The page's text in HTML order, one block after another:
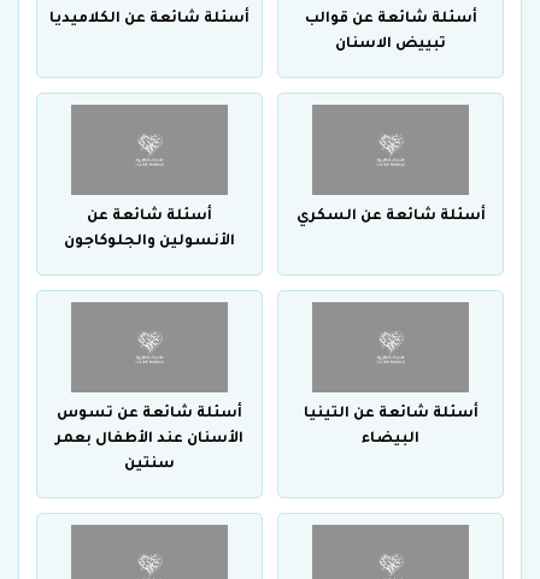
أسئلة شائعة عن قوالب
تبييض الاسنان
أسئلة شائعة عن الكلاميديا
أسئلة شائعة عن السكري
أسئلة شائعة عن
الأنسولين والجلوكاجون
أسئلة شائعة عن التينيا
البيضاء
أسئلة شائعة عن تسوس
الأسنان عند الأطفال بعمر
سنتين